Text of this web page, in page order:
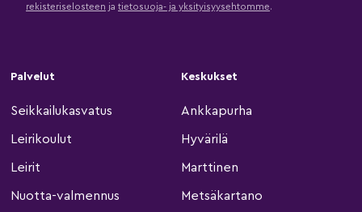
rekisteriselosteen ja tietosuoja- ja yksityisyysehtomme.
Palvelut
Seikkailukasvatus
Leirikoulut
Leirit
Nuotta-valmennus
Keskukset
Ankkapurha
Hyvärilä
Marttinen
Metsäkartano